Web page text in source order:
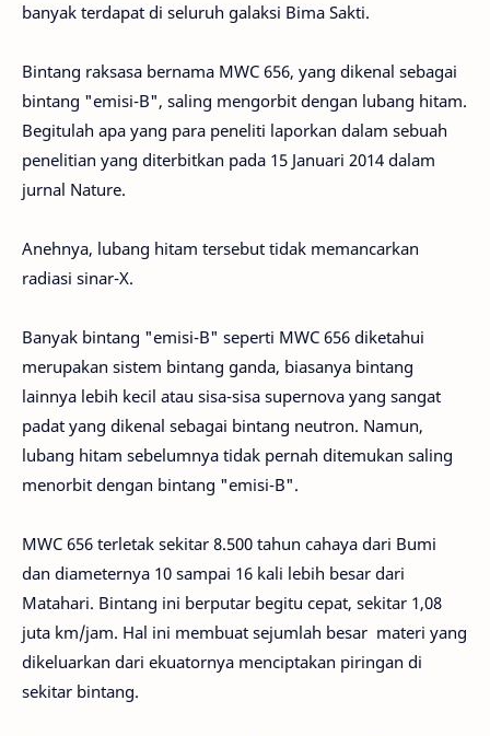
banyak terdapat di seluruh galaksi Bima Sakti.
Bintang raksasa bernama MWC 656, yang dikenal sebagai
bintang "emisi-B", saling mengorbit dengan lubang hitam.
Begitulah apa yang para peneliti laporkan dalam sebuah
penelitian yang diterbitkan pada 15 Januari 2014 dalam
jurnal Nature.
Anehnya, lubang hitam tersebut tidak memancarkan
radiasi sinar-X.
Banyak bintang "emisi-B" seperti MWC 656 diketahui
merupakan sistem bintang ganda, biasanya bintang
lainnya lebih kecil atau sisa-sisa supernova yang sangat
padat yang dikenal sebagai bintang neutron. Namun,
lubang hitam sebelumnya tidak pernah ditemukan saling
menorbit dengan bintang "emisi-B".
MWC 656 terletak sekitar 8.500 tahun cahaya dari Bumi
dan diameternya 10 sampai 16 kali lebih besar dari
Matahari. Bintang ini berputar begitu cepat, sekitar 1,08
juta km/jam. Hal ini membuat sejumlah besar materi yang
dikeluarkan dari ekuatornya menciptakan piringan di
sekitar bintang.